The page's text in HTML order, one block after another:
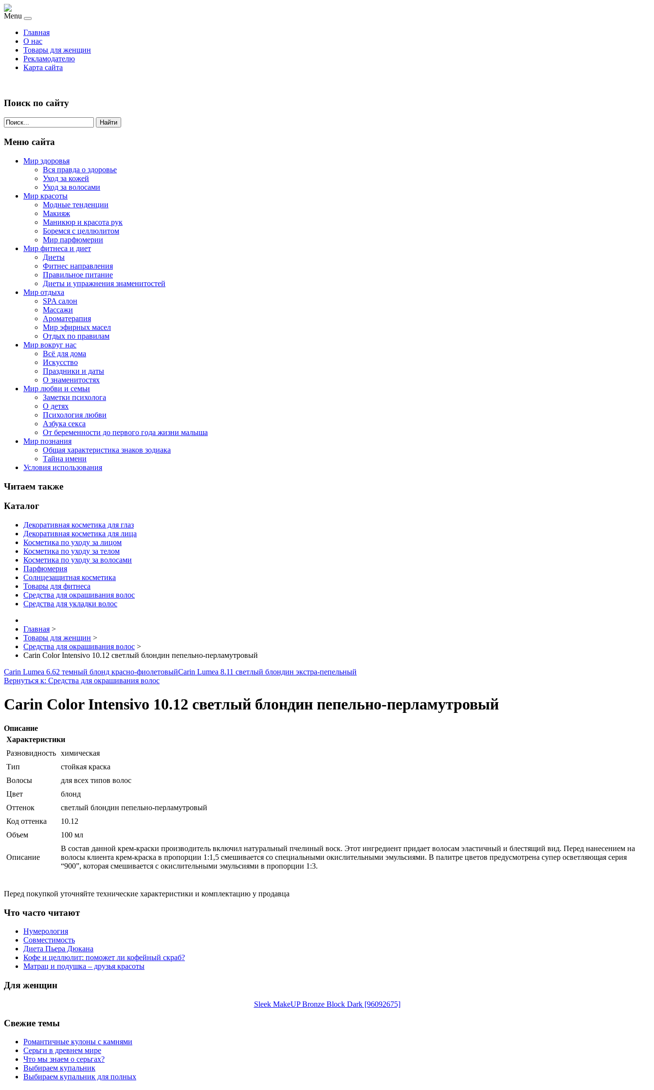
Menu
Главная
О нас
Товары для женщин
Рекламодателю
Карта сайта
Поиск по сайту
Найти
Меню сайта
Мир здоровья
Вся правда о здоровье
Уход за кожей
Уход за волосами
Мир красоты
Модные тенденции
Макияж
Маникюр и красота рук
Боремся с целлюлитом
Мир парфюмерии
Мир фитнеса и диет
Диеты
Фитнес направления
Правильное питание
Диеты и упражнения знаменитостей
Мир отдыха
SPA салон
Массажи
Ароматерапия
Мир эфирных масел
Отдых по правилам
Мир вокруг нас
Всё для дома
Искусство
Праздники и даты
О знаменитостях
Мир любви и семьи
Заметки психолога
О детях
Психология любви
Азбука секса
От беременности до первого года жизни малыша
Мир познания
Общая характеристика знаков зодиака
Тайна имени
Условия использования
Читаем также
Каталог
Декоративная косметика для глаз
Декоративная косметика для лица
Косметика по уходу за лицом
Косметика по уходу за телом
Косметика по уходу за волосами
Парфюмерия
Солнцезащитная косметика
Товары для фитнеса
Средства для окрашивания волос
Средства для укладки волос
Главная >
Товары для женщин >
Средства для окрашивания волос >
Carin Color Intensivo 10.12 светлый блондин пепельно-перламутровый
Carin Lumea 6.62 темный блонд красно-фиолетовыйCarin Lumea 8.11 светлый блондин экстра-пепельный
Вернуться к: Средства для окрашивания волос
Carin Color Intensivo 10.12 светлый блондин пепельно-перламутровый
Описание
Характеристики
Разновидность химическая
Тип
стойкая краска
Волосы
для всех типов волос
Цвет
блонд
Оттенок
светлый блондин пепельно-перламутровый
Код оттенка
10.12
Объем
100 мл
Описание
В состав данной крем-краски производитель включил натуральный пчелиный воск. Этот ингредиент придает волосам эластичный и блестящий вид. Перед нанесением на
волосы клиента крем-краска в пропорции 1:1,5 смешивается со специальными окислительными эмульсиями. В палитре цветов предусмотрена супер осветляющая серия
“900”, которая смешивается с окислительными эмульсиями в пропорции 1:3.
Перед покупкой уточняйте технические характеристики и комплектацию у продавца
Что часто читают
Нумерология
Совместимость
Диета Пьера Дюкана
Кофе и целлюлит: поможет ли кофейный скраб?
Матрац и подушка – друзья красоты
Для женщин
Sleek MakeUP Bronze Block Dark [96092675]
Свежие темы
Романтичные кулоны с камнями
Серьги в древнем мире
Что мы знаем о серьгах?
Выбираем купальник
Выбираем купальник для полных